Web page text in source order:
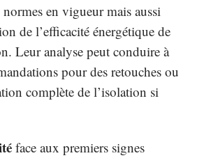
normes en vigueur mais aussi
de l’efficacité énergétique de
Leur analyse peut conduire à
pour des retouches ou
complète de l’isolation si
face aux premiers signes